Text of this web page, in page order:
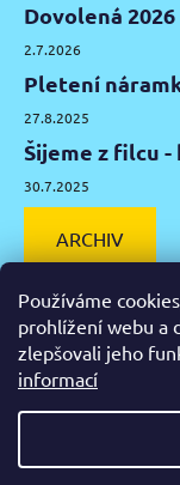
Používáme
prohlížení webu a
zlepšovali jeho
informací
Dovolená 2026
2.7.2026
Pletení
27.8.2025
Šijeme z filcu
30.7.2025
ARCHIV
Facebook